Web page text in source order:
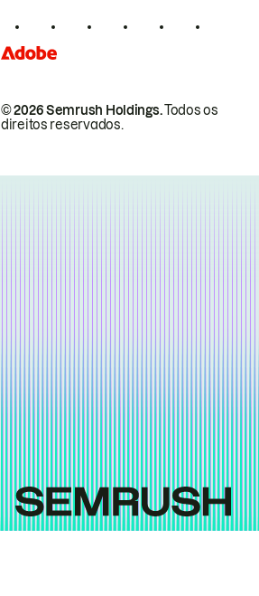
© 2026 Semrush Holdings.Todos os
direitos reservados.